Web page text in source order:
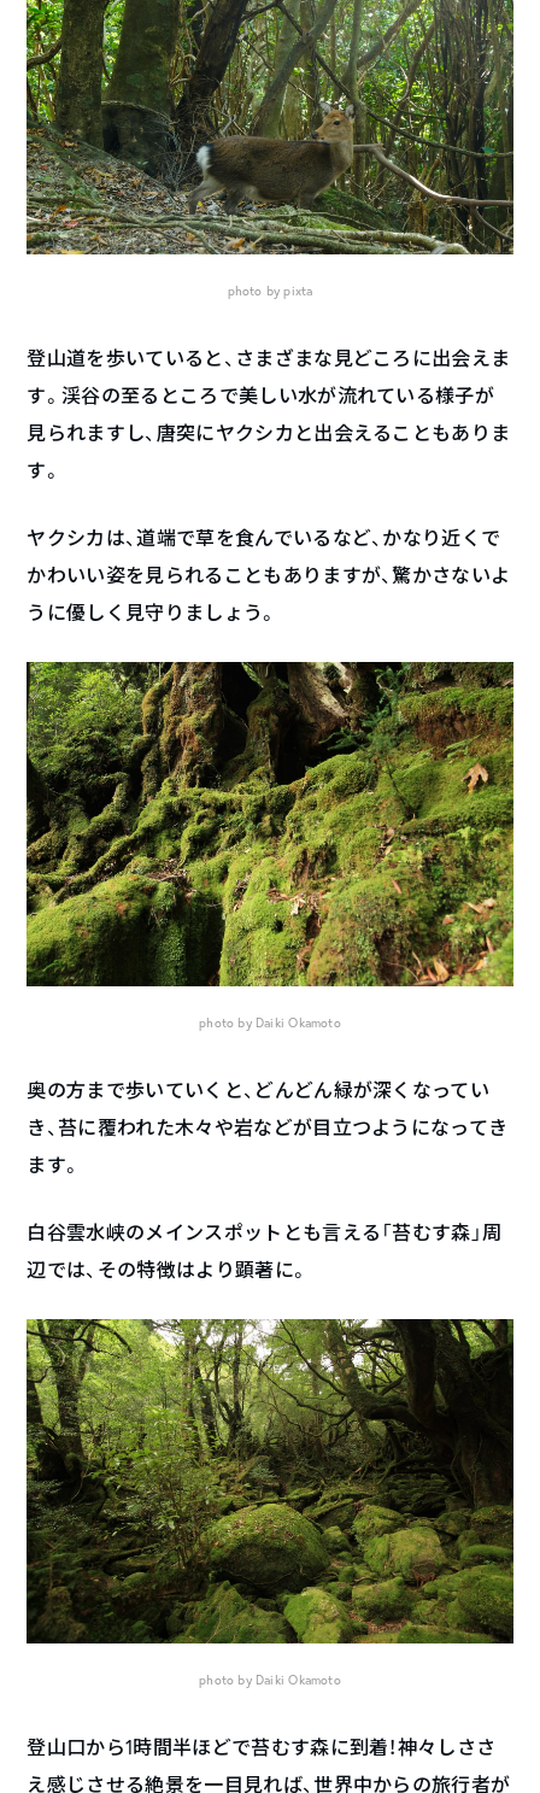
photo by pixta
登山道を歩いていると、さまざまな見どころに出会えま
す。渓谷の至るところで美しい水が流れている様子が
見られますし、唐突にヤクシカと出会えることもありま
す。
ヤクシカは、道端で草を食んでいるなど、かなり近くで
かわいい姿を見られることもありますが、驚かさないよ
うに優しく見守りましょう。
photo by Daiki Okamoto
奥の方まで歩いていくと、どんどん緑が深くなってい
き、苔に覆われた木々や岩などが目立つようになってき
ます。
白谷雲水峡のメインスポットとも言える「苔むす森」周
辺では、その特徴はより顕著に。
photo by Daiki Okamoto
登山口から1時間半ほどで苔むす森に到着！神々しささ
え感じさせる絶景を一目見れば、世界中からの旅行者が